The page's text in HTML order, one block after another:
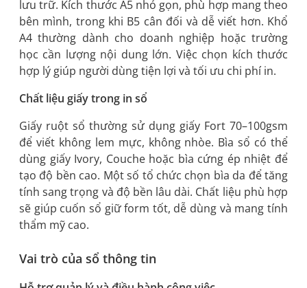
lưu trữ. Kích thước A5 nhỏ gọn, phù hợp mang theo
bên mình, trong khi B5 cân đối và dễ viết hơn. Khổ
A4 thường dành cho doanh nghiệp hoặc trường
học cần lượng nội dung lớn. Việc chọn kích thước
hợp lý giúp người dùng tiện lợi và tối ưu chi phí in.
Chất liệu giấy trong in sổ
Giấy ruột sổ thường sử dụng giấy Fort 70–100gsm
để viết không lem mực, không nhòe. Bìa sổ có thể
dùng giấy Ivory, Couche hoặc bìa cứng ép nhiệt để
tạo độ bền cao. Một số tổ chức chọn bìa da để tăng
tính sang trọng và độ bền lâu dài. Chất liệu phù hợp
sẽ giúp cuốn sổ giữ form tốt, dễ dùng và mang tính
thẩm mỹ cao.
Vai trò của sổ thông tin